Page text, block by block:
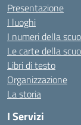
Presentazione
I luoghi
I numeri della
Le carte della
Libri di testo
Organizzazione
La storia
I Servizi